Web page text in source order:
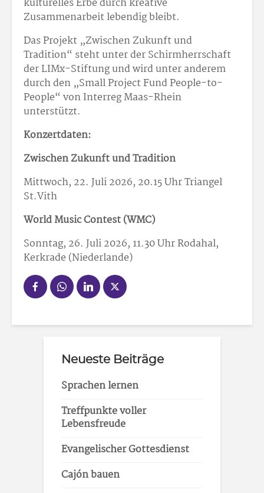
Zusammenarbeit lebendig bleibt.
Das Projekt „Zwischen Zukunft und
Tradition“ steht unter der Schirmherrschaft
der LIMx-Stiftung und wird unter anderem
durch den „Small Project Fund People-to-
People“ von Interreg Maas-Rhein
unterstützt.
Konzertdaten:
Zwischen Zukunft und Tradition
Mittwoch, 22. Juli 2026, 20.15 Uhr Triangel
St.Vith
World Music Contest (WMC)
Sonntag, 26. Juli 2026, 11.30 Uhr Rodahal,
Kerkrade (Niederlande)
Neueste Beiträge
Sprachen lernen
Treffpunkte voller
Lebensfreude
Evangelischer Gottesdienst
Cajón bauen